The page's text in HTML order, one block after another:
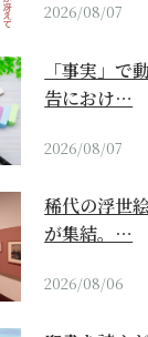
2026/08/07
「事実」で
告におけ…
2026/08/07
稀代の浮世
が集結。…
2026/08/06